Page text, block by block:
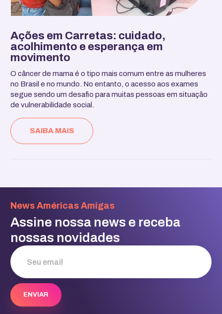
Ações em Carretas: cuidado,
acolhimento e esperança em
movimento
O câncer de mama é o tipo mais comum entre as mulheres
no Brasil e no mundo. No entanto, o acesso aos exames
segue sendo um desafio para muitas pessoas em situação
de vulnerabilidade social.
SAIBA MAIS
News Américas Amigas
Assine nossa news e receba
nossas novidades